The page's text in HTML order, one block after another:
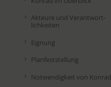
Ak­teu­re und Ver­ant­wort­
lich­kei­ten
Eig­nung
Plan­fest­stel­lung
Not­wen­dig­keit von Kon­rad